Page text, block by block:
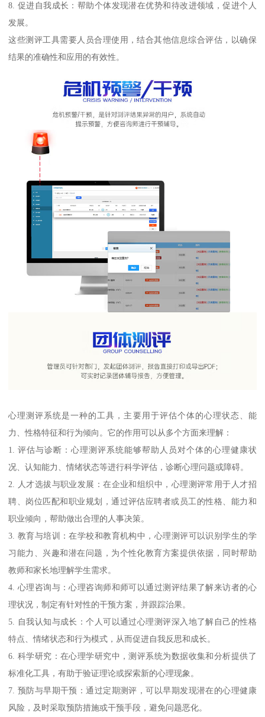
8. 促进自我成长：帮助个体发现潜在优势和待改进领域，促进个人
发展。
这些测评工具需要人员合理使用，结合其他信息综合评估，以确保
结果的准确性和应用的有效性。
心理测评系统是一种的工具，主要用于评估个体的心理状态、能
力、性格特征和行为倾向。它的作用可以从多个方面来理解：
1. 评估与诊断：心理测评系统能够帮助人员对个体的心理健康状
况、认知能力、情绪状态等进行科学评估，诊断心理问题或障碍。
2. 人才选拔与职业发展：在企业和组织中，心理测评常用于人才招
聘、岗位匹配和职业规划，通过评估应聘者或员工的性格、能力和
职业倾向，帮助做出合理的人事决策。
3. 教育与培训：在学校和教育机构中，心理测评可以识别学生的学
习能力、兴趣和潜在问题，为个性化教育方案提供依据，同时帮助
教师和家长地理解学生需求。
4. 心理咨询与：心理咨询师和师可以通过测评结果了解来访者的心
理状况，制定有针对性的干预方案，并跟踪治果。
5. 自我认知与成长：个人可以通过心理测评深入地了解自己的性格
特点、情绪状态和行为模式，从而促进自我反思和成长。
6. 科学研究：在心理学研究中，测评系统为数据收集和分析提供了
标准化工具，有助于验证理论或探索新的心理现象。
7. 预防与早期干预：通过定期测评，可以早期发现潜在的心理健康
风险，及时采取预防措施或干预手段，避免问题恶化。